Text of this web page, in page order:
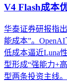
V4 Flash成本
华泰证券研报指
能成本”。OpenAI
低成本逼近Luna
型形成“强能力+
型两条投资主线。